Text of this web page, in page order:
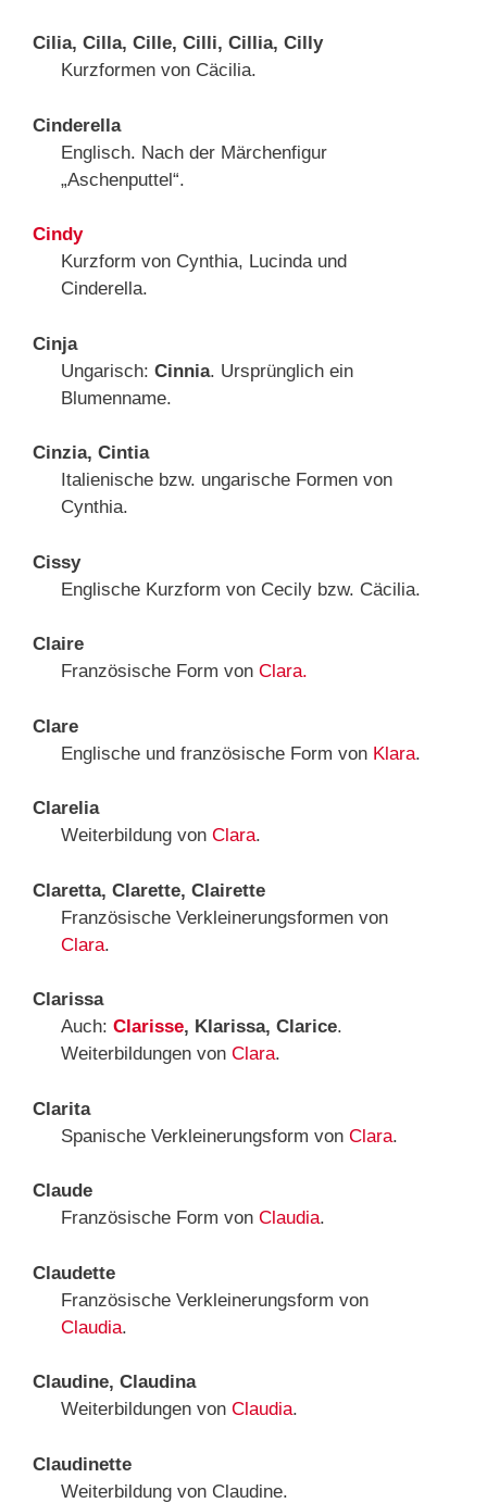
Cilia, Cilla, Cille, Cilli, Cillia, Cilly
Kurzformen von Cäcilia.
Cinderella
Englisch. Nach der Märchenfigur
„Aschenputtel“.
Cindy
Kurzform von Cynthia, Lucinda und
Cinderella.
Cinja
Ungarisch: Cinnia. Ursprünglich ein
Blumenname.
Cinzia, Cintia
Italienische bzw. ungarische Formen von
Cynthia.
Cissy
Englische Kurzform von Cecily bzw. Cäcilia.
Claire
Französische Form von Clara.
Clare
Englische und französische Form von Klara.
Clarelia
Weiterbildung von Clara.
Claretta, Clarette, Clairette
Französische Verkleinerungsformen von
Clara.
Clarissa
Auch: Clarisse, Klarissa, Clarice.
Weiterbildungen von Clara.
Clarita
Spanische Verkleinerungsform von Clara.
Claude
Französische Form von Claudia.
Claudette
Französische Verkleinerungsform von
Claudia.
Claudine, Claudina
Weiterbildungen von Claudia.
Claudinette
Weiterbildung von Claudine.